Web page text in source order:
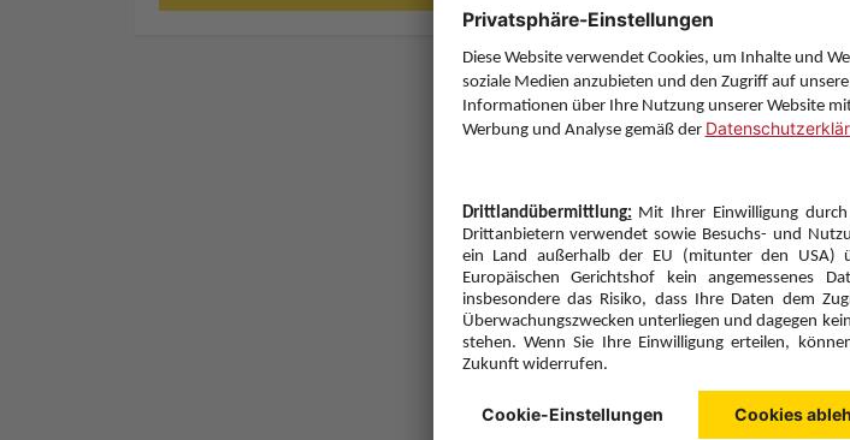
Zimmer 1 (2 Erwachsene)
Zimmerpreis ab € 1.755,-
Doppelzimmer Deluxe
Alles Inklusive (A)